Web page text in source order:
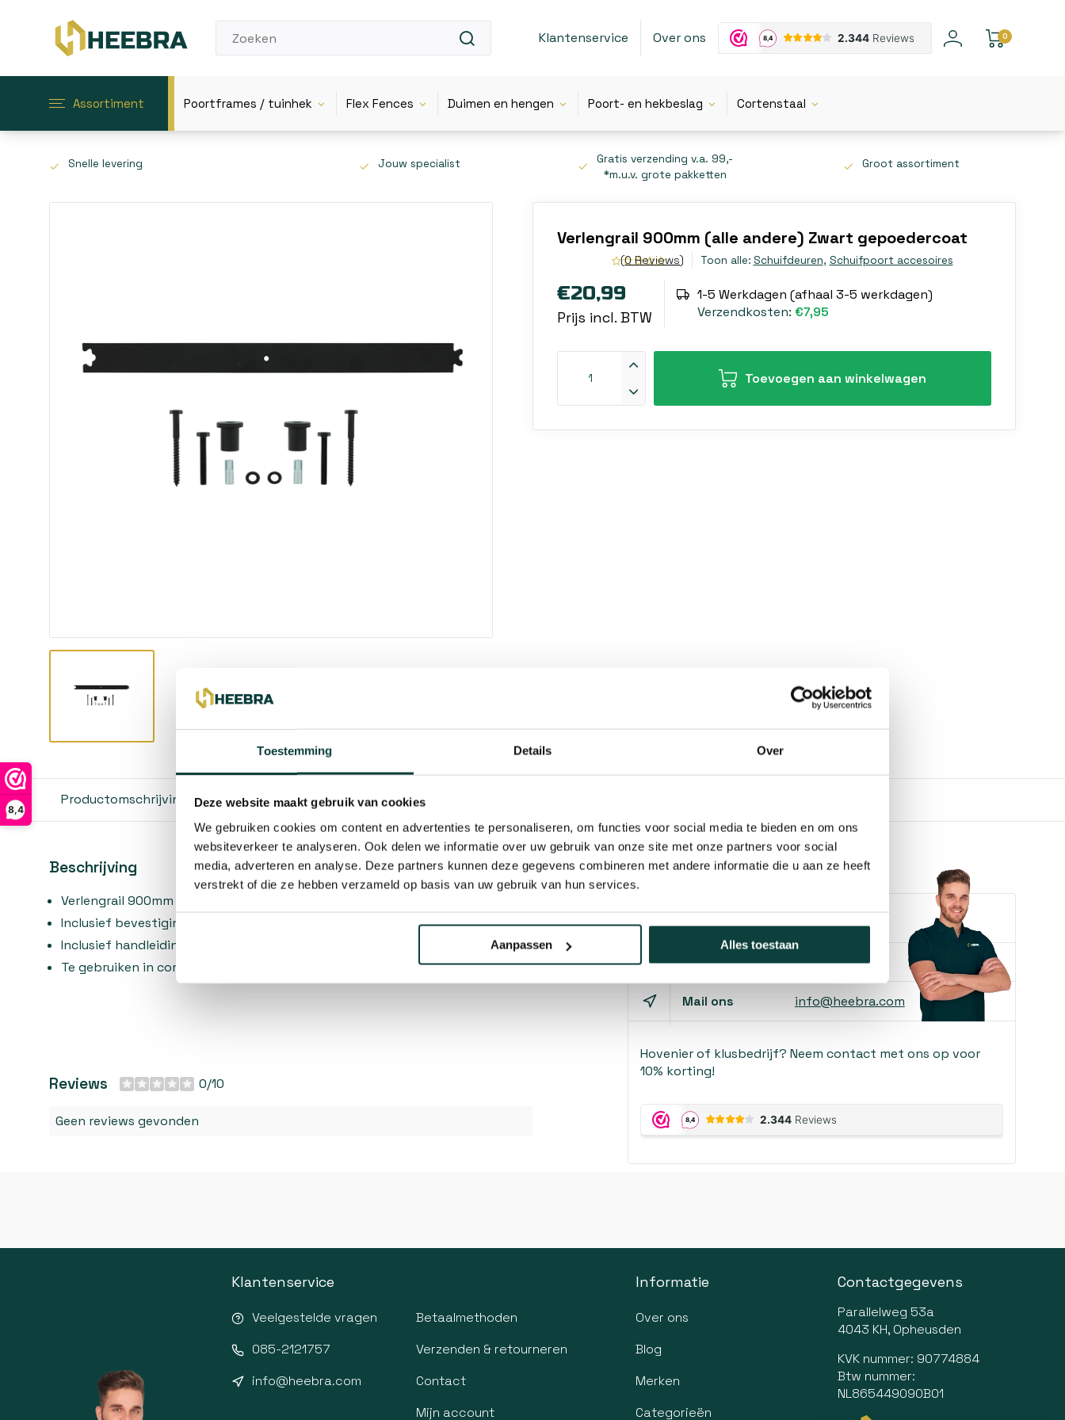
Toestemming Details Over
Deze website maakt gebruik van cookies
We gebruiken cookies om content en advertenties te personaliseren, om functies voor social media te bieden en om ons
websiteverkeer te analyseren. Ook delen we informatie over uw gebruik van onze site met onze partners voor social
media, adverteren en analyse. Deze partners kunnen deze gegevens combineren met andere informatie die u aan ze heeft
verstrekt of die ze hebben verzameld op basis van uw gebruik van hun services.
Aanpassen Alles toestaan
8,4
Klantenservice Over ons 0
Assortiment Poortframes / tuinhek Flex Fences Duimen en hengen Poort- en hekbeslag Cortenstaal
Snelle levering Jouw specialist
Gratis verzending v.a. 99,-
*m.u.v. grote pakketten
Groot assortiment
Verlengrail 900mm (alle andere) Zwart gepoedercoat
(0 Reviews) Toon alle: Schuifdeuren, Schuifpoort accesoires
€20,99
Prijs incl. BTW
1-5 Werkdagen (afhaal 3-5 werkdagen)
Verzendkosten: €7,95
Toevoegen aan winkelwagen
Productomschrijving Reviews
Beschrijving
Verlengrail 900mm
Inclusief bevestigingsmateriaal en afstandhouders
Inclusief handleiding
Te gebruiken in combinatie met sets SP-50 / SP-51 / SP-56 / SP-65
Reviews 0/10
Geen reviews gevonden
Kunnen we je helpen?
Bel ons 085-2121757
Mail ons info@heebra.com
Hovenier of klusbedrijf? Neem contact met ons op voor
10% korting!
Klantenservice
Veelgestelde vragen
085-2121757
info@heebra.com
Betaalmethoden
Verzenden & retourneren
Contact
Mijn account
Informatie
Over ons
Blog
Merken
Categorieën
Contactgegevens
Parallelweg 53a
4043 KH, Opheusden
KVK nummer: 90774884
Btw nummer:
NL865449090B01